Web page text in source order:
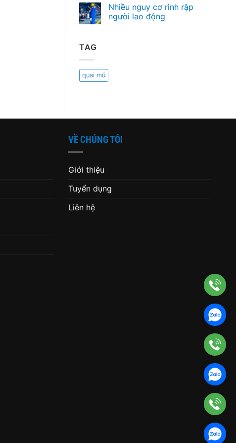
Nhiều nguy cơ rình rập
người lao động
TAG
quai mũ
VỀ CHÚNG TÔI
Giới thiệu
Tuyển dụng
Liên hệ